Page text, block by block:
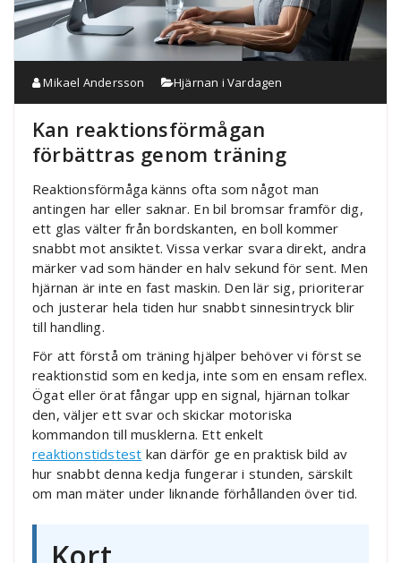
Mikael Andersson Hjärnan i Vardagen
Kan reaktionsförmågan
förbättras genom träning
Reaktionsförmåga känns ofta som något man
antingen har eller saknar. En bil bromsar framför dig,
ett glas välter från bordskanten, en boll kommer
snabbt mot ansiktet. Vissa verkar svara direkt, andra
märker vad som händer en halv sekund för sent. Men
hjärnan är inte en fast maskin. Den lär sig, prioriterar
och justerar hela tiden hur snabbt sinnesintryck blir
till handling.
För att förstå om träning hjälper behöver vi först se
reaktionstid som en kedja, inte som en ensam reflex.
Ögat eller örat fångar upp en signal, hjärnan tolkar
den, väljer ett svar och skickar motoriska
kommandon till musklerna. Ett enkelt
reaktionstidstest kan därför ge en praktisk bild av
hur snabbt denna kedja fungerar i stunden, särskilt
om man mäter under liknande förhållanden över tid.